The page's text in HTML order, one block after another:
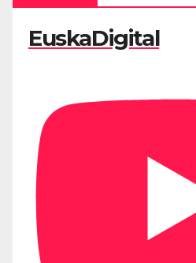
EuskaDigital